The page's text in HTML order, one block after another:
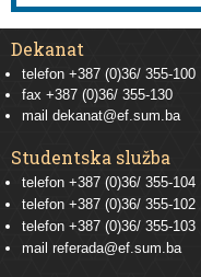
Dekanat
telefon +387 (0)36/ 355-100
fax +387 (0)36/ 355-130
mail dekanat@ef.sum.ba
Studentska služba
telefon +387 (0)36/ 355-104
telefon +387 (0)36/ 355-102
telefon +387 (0)36/ 355-103
mail referada@ef.sum.ba